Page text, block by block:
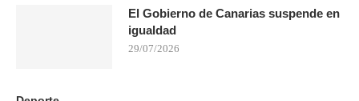
El Gobierno de Canarias suspende en
igualdad
29/07/2026